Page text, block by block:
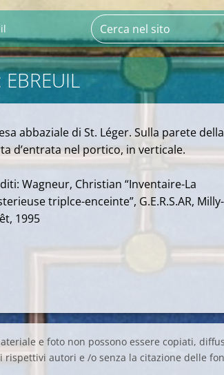
EBREUIL
abbaziale di St. Léger. Sulla parete della
d’entrata nel portico, in verticale.
Wagneur, Christian “Inventaire-La
triplce-enceinte”, G.E.R.S.AR,
1995
e foto non possono essere copiati,
autori e /o senza la citazione delle